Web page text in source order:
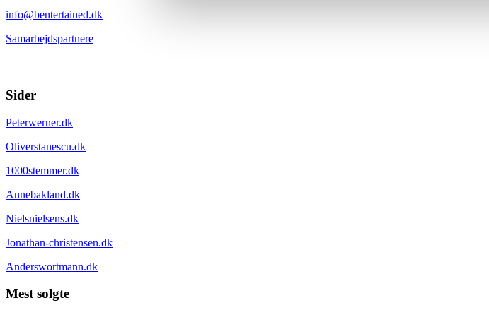
info@bentertained.dk
Samarbejdspartnere
Sider
Peterwerner.dk
Oliverstanescu.dk
1000stemmer.dk
Annebakland.dk
Nielsnielsens.dk
Jonathan-christensen.dk
Anderswortmann.dk
Mest solgte